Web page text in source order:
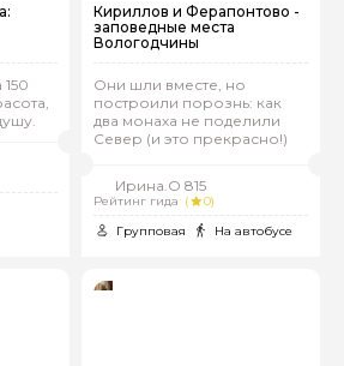
Кириллов и Ферапонтово -
заповедные места
Вологодчины
Они шли вместе, но
построили порознь: как
два монаха не поделили
Север (и это прекрасно!)
Ирина.О 815
Рейтинг гида (
0)
Групповая
На автобусе